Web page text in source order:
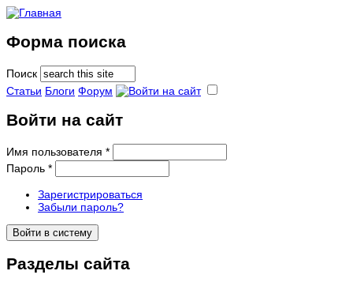
Форма поиска
Поиск
Статьи Блоги Форум
Войти на сайт
Имя пользователя *
Пароль *
Зарегистрироваться
Забыли пароль?
Разделы сайта